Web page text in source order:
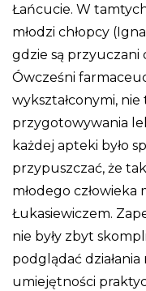
Łańcucie. W
młodzi chłopcy
gdzie są
Ówcześni
wykształconymi,
przygotowywania
każdej apteki było
przypuszczać, że
młodego człowieka
Łukasiewiczem.
nie były zbyt
podglądać działania
umiejętności